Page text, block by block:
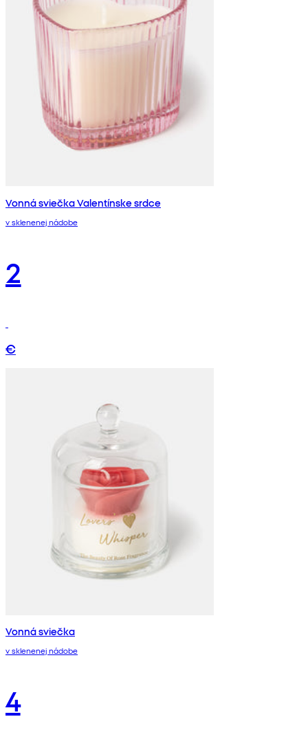
Vonná sviečka Valentínske srdce
v sklenenej nádobe
2
€
Vonná sviečka
v sklenenej nádobe
4